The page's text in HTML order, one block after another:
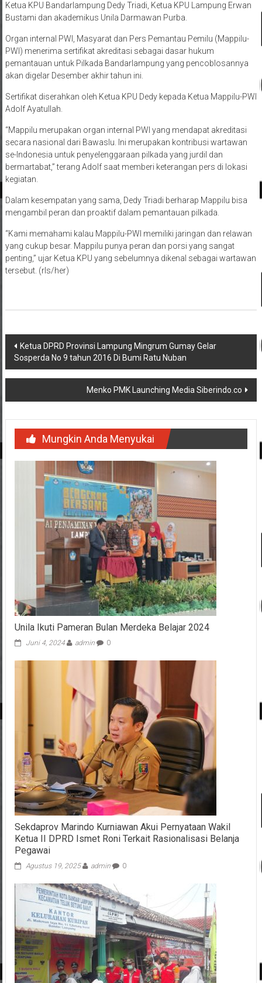
Ketua KPU Bandarlampung Dedy Triadi, Ketua KPU Lampung Erwan
Bustami dan akademikus Unila Darmawan Purba.
Organ internal PWI, Masyarat dan Pers Pemantau Pemilu (Mappilu-
PWI) menerima sertifikat akreditasi sebagai dasar hukum
pemantauan untuk Pilkada Bandarlampung yang pencoblosannya
akan digelar Desember akhir tahun ini.
Sertifikat diserahkan oleh Ketua KPU Dedy kepada Ketua Mappilu-PWI
Adolf Ayatullah.
“Mappilu merupakan organ internal PWI yang mendapat akreditasi
secara nasional dari Bawaslu. Ini merupakan kontribusi wartawan
se-Indonesia untuk penyelenggaraan pilkada yang jurdil dan
bermartabat,” terang Adolf saat memberi keterangan pers di lokasi
kegiatan.
Dalam kesempatan yang sama, Dedy Triadi berharap Mappilu bisa
mengambil peran dan proaktif dalam pemantauan pilkada.
“Kami memahami kalau Mappilu-PWI memiliki jaringan dan relawan
yang cukup besar. Mappilu punya peran dan porsi yang sangat
penting,” ujar Ketua KPU yang sebelumnya dikenal sebagai wartawan
tersebut. (rls/her)
Navigasi
pos
Ketua DPRD Provinsi Lampung Mingrum Gumay Gelar
Sosperda No 9 tahun 2016 Di Bumi Ratu Nuban
Menko PMK Launching Media Siberindo.co
Mungkin Anda Menyukai
Unila Ikuti Pameran Bulan Merdeka Belajar 2024
Juni 4, 2024 admin 0
Sekdaprov Marindo Kurniawan Akui Pernyataan Wakil
Ketua II DPRD Ismet Roni Terkait Rasionalisasi Belanja
Pegawai
Agustus 19, 2025 admin 0